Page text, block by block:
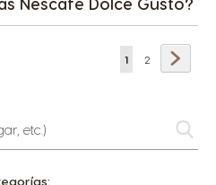
Estás
1 Página
2